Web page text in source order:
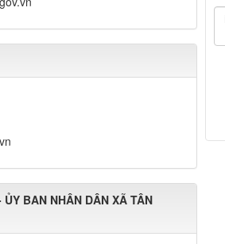
BAN NHÂN DÂN XÃ TÂN